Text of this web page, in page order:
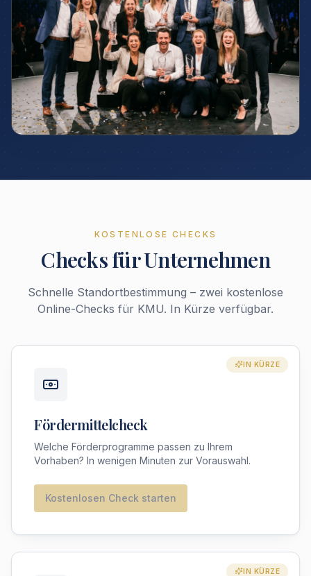
KOSTENLOSE CHECKS
Checks für Unternehmen
Schnelle Standortbestimmung – zwei kostenlose
Online-Checks für KMU. In Kürze verfügbar.
IN KÜRZE
Fördermittelcheck
Welche Förderprogramme passen zu Ihrem
Vorhaben? In wenigen Minuten zur Vorauswahl.
Kostenlosen Check starten
IN KÜRZE